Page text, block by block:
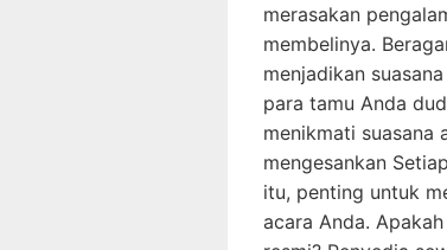
merasakan
membelinya.
menjadikan
para tamu Anda
menikmati suasana
mengesankan
itu, penting untuk
acara Anda.